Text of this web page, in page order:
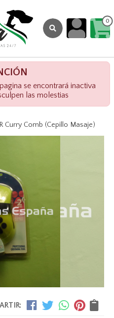
0
se encontrará inactiva
las molestias
Curry Comb (Cepillo Masaje)